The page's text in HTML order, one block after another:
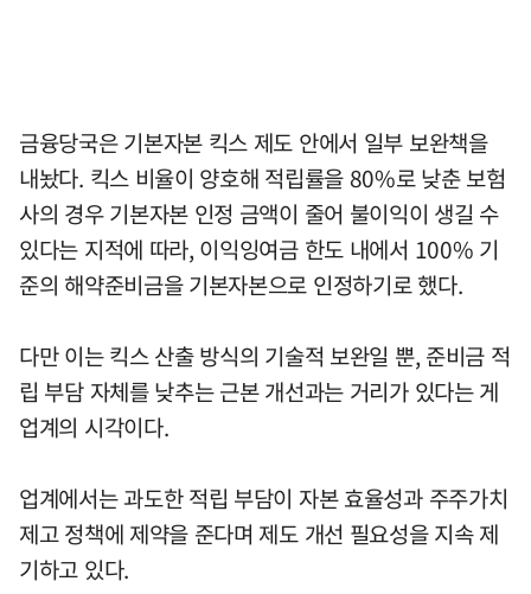
금융당국은 기본자본 킥스 제도 안에서 일부 보완책을
내놨다. 킥스 비율이 양호해 적립률을 80%로 낮춘 보험
사의 경우 기본자본 인정 금액이 줄어 불이익이 생길 수
있다는 지적에 따라, 이익잉여금 한도 내에서 100% 기
준의 해약준비금을 기본자본으로 인정하기로 했다.
다만 이는 킥스 산출 방식의 기술적 보완일 뿐, 준비금 적
립 부담 자체를 낮추는 근본 개선과는 거리가 있다는 게
업계의 시각이다.
업계에서는 과도한 적립 부담이 자본 효율성과 주주가치
제고 정책에 제약을 준다며 제도 개선 필요성을 지속 제
기하고 있다.